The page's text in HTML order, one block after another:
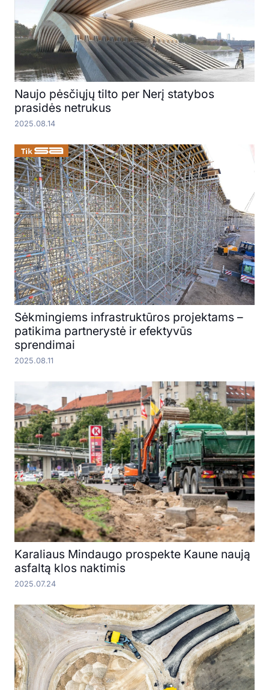
Naujo pėsčiųjų tilto per Nerį statybos
prasidės netrukus
2025.08.14
Sėkmingiems infrastruktūros projektams –
patikima partnerystė ir efektyvūs
sprendimai
2025.08.11
Karaliaus Mindaugo prospekte Kaune naują
asfaltą klos naktimis
2025.07.24